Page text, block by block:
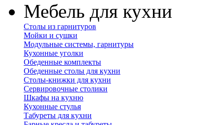
Мебель для кухни
Столы из гарнитуров
Мойки и сушки
Модульные системы, гарнитуры
Кухонные уголки
Обеденные комплекты
Обеденные столы для кухни
Столы-книжки для кухни
Сервировочные столики
Шкафы на кухню
Кухонные стулья
Табуреты для кухни